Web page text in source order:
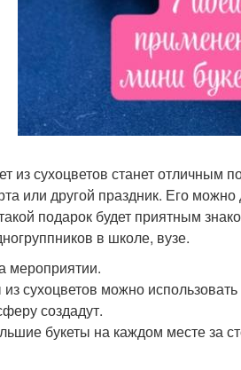
из сухоцветов станет
или другой праздник. Его
подарок будет приятным
в школе, вузе.
мероприятии.
сухоцветов можно
создадут.
букеты на каждом месте за